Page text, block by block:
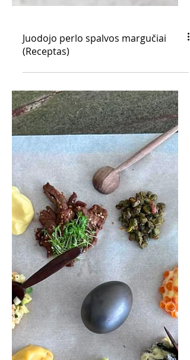
Juodojo perlo spalvos margučiai
(Receptas)